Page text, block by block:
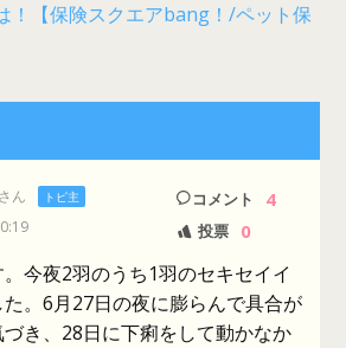
！【保険スクエアbang！/ペット保
さん トピ主 コメント 4
投票 0
今夜2羽のうち1羽のセキセイイ
。6月27日の夜に膨らんで具合が
き、28日に下痢をして動かなか